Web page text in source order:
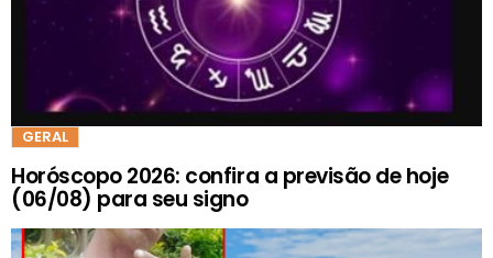
GERAL
Horóscopo 2026: confira a previsão de hoje
(06/08) para seu signo